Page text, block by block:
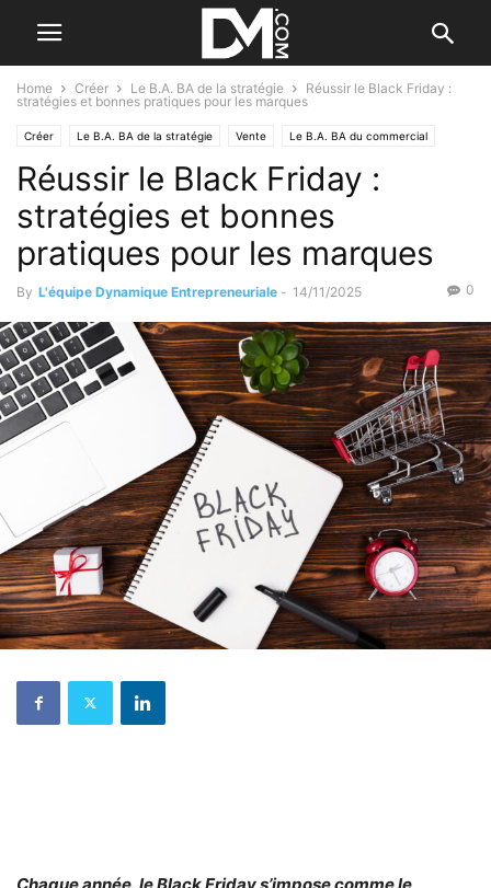
Home Créer Le B.A. BA de la stratégie
Réussir le Black Friday :
stratégies et bonnes pratiques pour les marques
Créer Le B.A. BA de la stratégie Vente Le B.A. BA du commercial
Le plan d'action commercial Les outils commerciaux
Réussir le Black Friday :
stratégies et bonnes
pratiques pour les marques
By L'équipe Dynamique Entrepreneuriale - 14/11/2025 0